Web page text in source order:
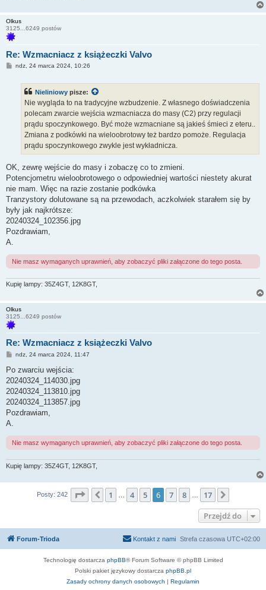
Olkus
3125...6249 postów
Re: Wzmacniacz z książeczki Valvo
Pndz, 24 marca 2024, 10:26
Nieliniowy pisze:
Nie wygląda to na tradycyjne wzbudzenie. Z własnego doświadczenia
polecam zwarcie wejścia wzmacniacza do masy (C2) przy regulacji
prądu spoczynkowego. Być może wzmacniane są jakieś śmieci z eteru..
Zmiana z podkówki na wieloobrotowy też bardzo pomoże. Regulacja
prądu spoczynkowego zwykle jest wykładnicza.
OK, zewrę wejście do masy i zobaczę co to zmieni.
Potencjometru wieloobrotowego o odpowiedniej wartości niestety akurat
nie mam. Więc na razie zostanie podkówka
Tranzystory dolutowane są na przewodach, aczkolwiek starałem się by
były jak najkrótsze:
20240324_102356.jpg
Pozdrawiam,
A.
Nie masz wymaganych uprawnień, aby zobaczyć pliki załączone do tego posta.
Kupię lampy: 35Z4GT, 12K8GT,
Olkus
3125...6249 postów
Re: Wzmacniacz z książeczki Valvo
P
s
ndz, 24 marca 2024, 11:47
Po zwarciu wejścia:
20240324_114030.jpg
20240324_113810.jpg
20240324_113857.jpg
Pozdrawiam,
A.
Nie masz wymaganych uprawnień, aby zobaczyć pliki załączone do tego posta.
Kupię lampy: 35Z4GT, 12K8GT,
Posty: 242 Strona z17
Poprzednia
1 4 5 6 7 8 17
Przejdź do
Forum-Trioda Strefa czasowa UTC+02:00
Kontakt z nami
Technologię dostarcza phpBB® Forum Software © phpBB Limited
Polski pakiet językowy dostarcza phpBB.pl
Zasady ochrony danych osobowych | Regulamin